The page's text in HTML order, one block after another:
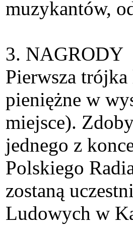
muzykantów,
3. NAGRODY
Pierwsza
pieniężne w
miejsce).
jednego z
Polskiego
zostaną
Ludowych w